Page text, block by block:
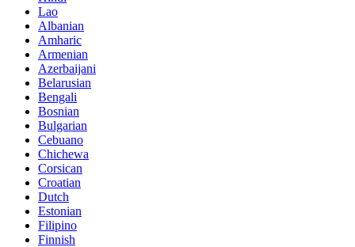
Lao
Albanian
Amharic
Armenian
Azerbaijani
Belarusian
Bengali
Bosnian
Bulgarian
Cebuano
Chichewa
Corsican
Croatian
Dutch
Estonian
Filipino
Finnish